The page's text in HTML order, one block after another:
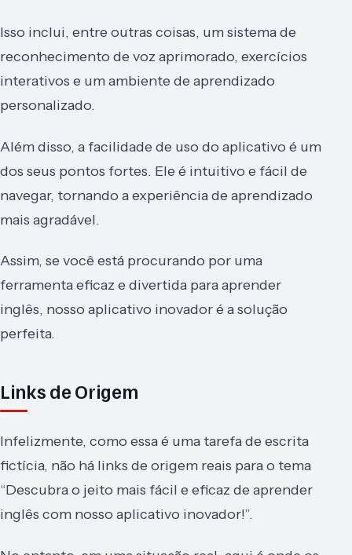
Isso inclui, entre outras coisas, um sistema de
reconhecimento de voz aprimorado, exercícios
interativos e um ambiente de aprendizado
personalizado.
Além disso, a facilidade de uso do aplicativo é um
dos seus pontos fortes. Ele é intuitivo e fácil de
navegar, tornando a experiência de aprendizado
mais agradável.
Assim, se você está procurando por uma
ferramenta eficaz e divertida para aprender
inglês, nosso aplicativo inovador é a solução
perfeita.
Links de Origem
Infelizmente, como essa é uma tarefa de escrita
fictícia, não há links de origem reais para o tema
“Descubra o jeito mais fácil e eficaz de aprender
inglês com nosso aplicativo inovador!”.